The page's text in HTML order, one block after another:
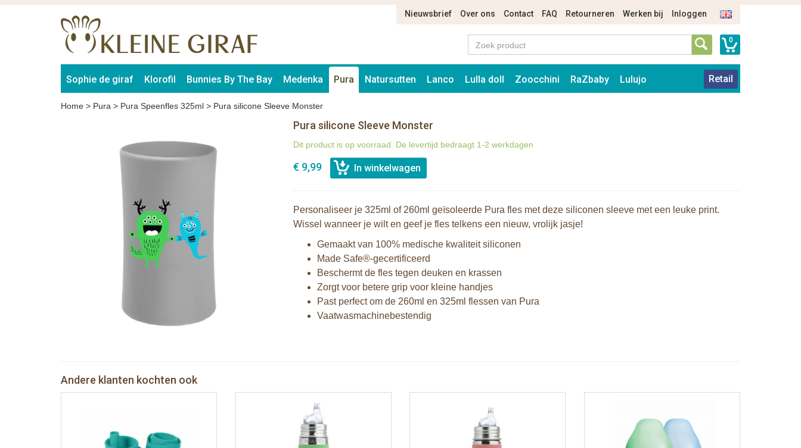
Nieuwsbrief Over ons Contact FAQ Retourneren Werken bij Inloggen
0
Sophie de giraf Klorofil Bunnies By The Bay Medenka Pura Natursutten Lanco Lulla doll Zoocchini RaZbaby Lulujo Retail
Home > Pura > Pura Speenfles 325ml > Pura silicone Sleeve Monster
Pura silicone Sleeve Monster
Dit product is op voorraad. De levertijd bedraagt 1-2 werkdagen
€ 9,99
Personaliseer je 325ml of 260ml geïsoleerde Pura fles met deze siliconen sleeve met een leuke print.
Wissel wanneer je wilt en geef je fles telkens een nieuw, vrolijk jasje!
Gemaakt van 100% medische kwaliteit siliconen
Made Safe®-gecertificeerd
Beschermt de fles tegen deuken en krassen
Zorgt voor betere grip voor kleine handjes
Past perfect om de 260ml en 325ml flessen van Pura
Vaatwasmachinebestendig
Andere klanten kochten ook